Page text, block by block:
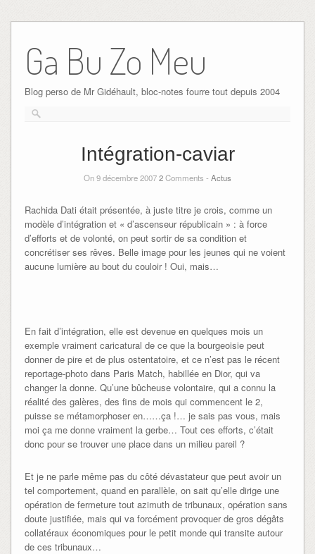
Ga Bu Zo Meu
Blog perso de Mr Gidéhault, bloc-notes fourre tout depuis 2004
Intégration-caviar
On 9 décembre 20072Comments - Actus
Rachida Dati était présentée, à juste titre je crois, comme un
modèle d’intégration et « d’ascenseur républicain » : à force
d’efforts et de volonté, on peut sortir de sa condition et
concrétiser ses rêves. Belle image pour les jeunes qui ne voient
aucune lumière au bout du couloir ! Oui, mais…
En fait d’intégration, elle est devenue en quelques mois un
exemple vraiment caricatural de ce que la bourgeoisie peut
donner de pire et de plus ostentatoire, et ce n’est pas le récent
reportage-photo dans Paris Match, habillée en Dior, qui va
changer la donne. Qu’une bûcheuse volontaire, qui a connu la
réalité des galères, des fins de mois qui commencent le 2,
puisse se métamorphoser en……ça !… je sais pas vous, mais
moi ça me donne vraiment la gerbe… Tout ces efforts, c’était
donc pour se trouver une place dans un milieu pareil ?
Et je ne parle même pas du côté dévastateur que peut avoir un
tel comportement, quand en parallèle, on sait qu’elle dirige une
opération de fermeture tout azimuth de tribunaux, opération sans
doute justifiée, mais qui va forcément provoquer de gros dégâts
collatéraux économiques pour le petit monde qui transite autour
de ces tribunaux…